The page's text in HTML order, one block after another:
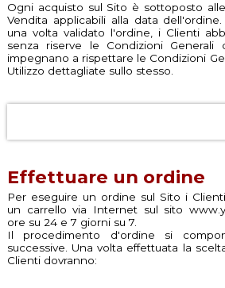
Ogni acquisto sul Sito è sottoposto
Vendita applicabili alla data
una volta validato l'ordine, i Clienti
senza riserve le Condizioni
impegnano a rispettare le Condizioni
Utilizzo dettagliate sullo stesso.
Effettuare un ordine
Per eseguire un ordine sul Sito i
un carrello via Internet sul sito
ore su 24 e 7 giorni su 7.
Il procedimento d'ordine si
successive. Una volta effettuata la
Clienti dovranno: